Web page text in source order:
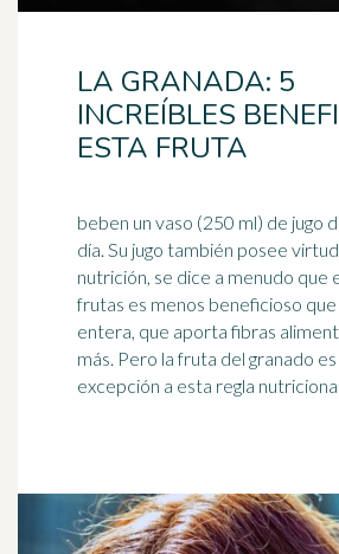
LA GRANADA: 5
INCREÍBLES
ESTA FRUTA
beben un vaso (250 ml) de jugo
día. Su jugo también posee
nutrición, se dice a menudo que
frutas es menos beneficioso
entera, que aportafibras
más. Pero la fruta del granado es